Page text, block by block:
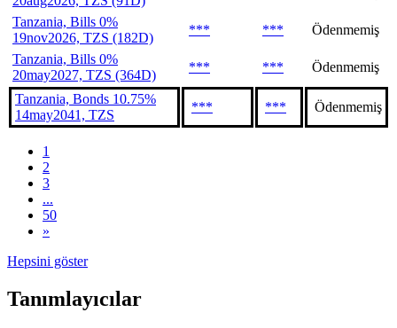
Tanzania, Bills 0%
19nov2026, TZS (182D)
*** ***
Ödenmemiş
Tanzania, Bills 0%
20may2027, TZS (364D)
*** *** Ödenmemiş
Tanzania, Bonds 10.75%
14may2041, TZS
*** *** Ödenmemiş
1
2
3
...
50
»
Hepsini göster
Tanımlayıcılar